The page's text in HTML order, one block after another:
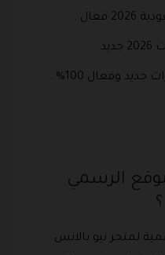
.
.
وفعال 100% .
الرسمي
لمتجر نيو بالانس